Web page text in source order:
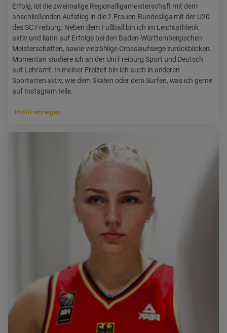
Erfolg, ist die zweimalige Regionalligameisterschaft mit dem
anschließenden Aufstieg in die 2.Frauen-Bundesliga mit der U20
des SC Freiburg. Neben dem Fußball bin ich im Leichtathletik
aktiv und kann auf Erfolge bei den Baden-Württembergischen
Meisterschaften, sowie vielzählige Crosslaufsiege zurückblicken.
Momentan studiere ich an der Uni Freiburg Sport und Deutsch
auf Lehramt. In meiner Freizeit bin ich auch in anderen
Sportarten aktiv, wie dem Skaten oder dem Surfen, was ich gerne
auf Instagram teile.
Profil anzeigen